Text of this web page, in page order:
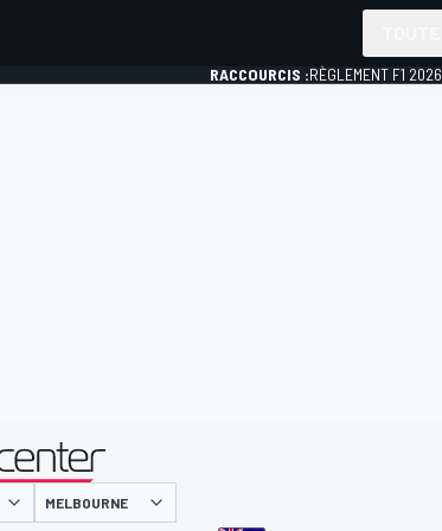
RACCOURCIS :RÈGLEMENT F1 2026
présenté par
MELBOURNE